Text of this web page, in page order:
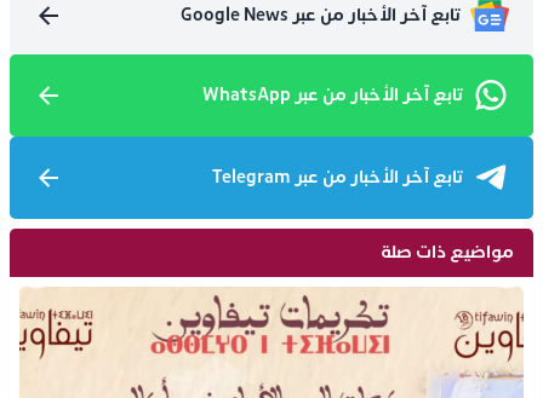
تابع آخر الأخبار من عبر Google News
تابع آخر الأخبار من عبر WhatsApp
تابع آخر الأخبار من عبر Telegram
مواضيع ذات صلة